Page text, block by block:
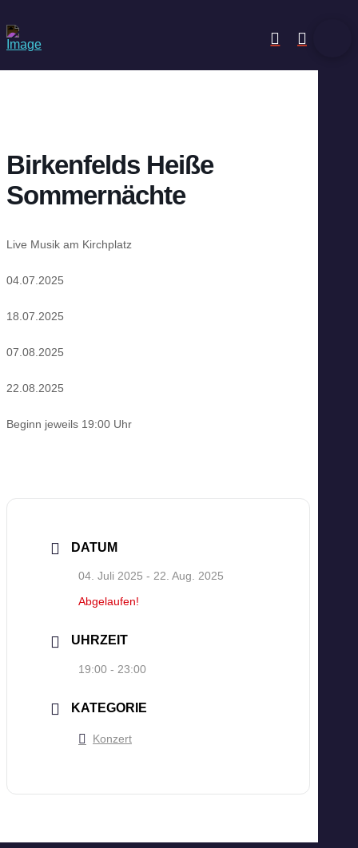
Birkenfelds Heiße
Sommernächte
Live Musik am Kirchplatz
04.07.2025
18.07.2025
07.08.2025
22.08.2025
Beginn jeweils 19:00 Uhr
DATUM
04. Juli 2025 - 22. Aug. 2025
Abgelaufen!
UHRZEIT
19:00 - 23:00
KATEGORIE
Konzert